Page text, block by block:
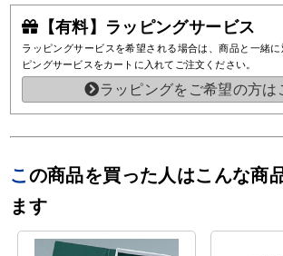
【有料】ラッピングサービス
ラッピングサービスを希望される場合は、商品と一緒
ピングサービスをカートに入れてご注文ください。
ラッピングをご希望の方は
この商品を買った人はこんな商品も買ってい
ます